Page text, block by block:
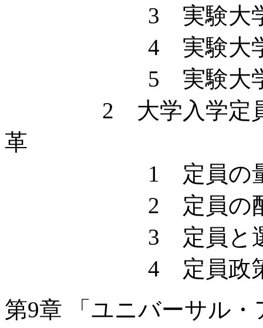
3 実験大学
4 実験大学
5 実験大学の
2 大学入学定員政
革
1 定員の量的変
2 定員の配
3 定員と選
4 定員政策の
第9章 「ユニバーサル